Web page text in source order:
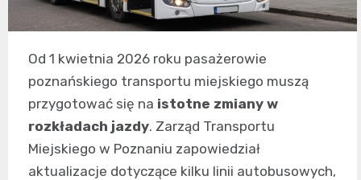
Od 1 kwietnia 2026 roku pasażerowie
poznańskiego transportu miejskiego muszą
przygotować się na istotne zmiany w
rozkładach jazdy. Zarząd Transportu
Miejskiego w Poznaniu zapowiedział
aktualizacje dotyczące kilku linii autobusowych,